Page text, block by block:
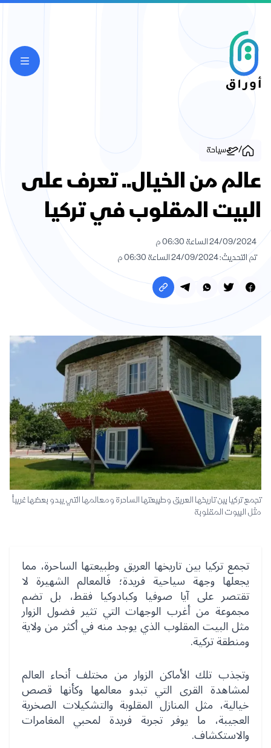
/ سياحة
عالم من الخيال.. تعرف على
البيت المقلوب في تركيا
24/09/2024 الساعة 06:30 م
تم التحديث: 24/09/2024 الساعة 06:30 م
تجمع تركيا بين تاريخها العريق وطبيعتها الساحرة ومعالمها التي يبدو بعضها غريباً
مثل البيوت المقلوبة
تجمع تركيا بين تاريخها العريق وطبيعتها الساحرة، مما
يجعلها وجهة سياحية فريدة؛ فَالمعالم الشهيرة لا
تقتصر على آيا صوفيا وكبادوكيا فقط، بل تضم
مجموعة من أغرب الوجهات التي تثير فضول الزوار
مثل البيت المقلوب الذي يوجد منه في أكثر من ولاية
ومنطقة تركية.
وتجذب تلك الأماكن الزوار من مختلف أنحاء العالم
لمشاهدة القرى التي تبدو معالمها وكأنها قصص
خيالية، مثل المنازل المقلوبة والتشكيلات الصخرية
العجيبة، ما يوفر تجربة فريدة لمحبي المغامرات
والاستكشاف.